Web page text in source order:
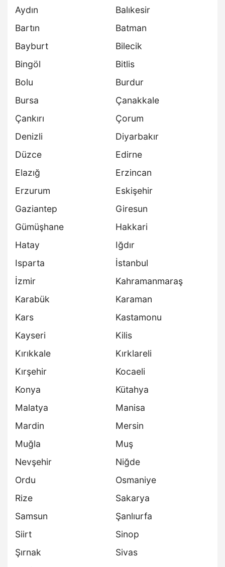
Aydın
Balıkesir
Bartın
Batman
Bayburt
Bilecik
Bingöl
Bitlis
Bolu
Burdur
Bursa
Çanakkale
Çankırı
Çorum
Denizli
Diyarbakır
Düzce
Edirne
Elazığ
Erzincan
Erzurum
Eskişehir
Gaziantep
Giresun
Gümüşhane
Hakkari
Hatay
Iğdır
Isparta
İstanbul
İzmir
Kahramanmaraş
Karabük
Karaman
Kars
Kastamonu
Kayseri
Kilis
Kırıkkale
Kırklareli
Kırşehir
Kocaeli
Konya
Kütahya
Malatya
Manisa
Mardin
Mersin
Muğla
Muş
Nevşehir
Niğde
Ordu
Osmaniye
Rize
Sakarya
Samsun
Şanlıurfa
Siirt
Sinop
Şırnak
Sivas